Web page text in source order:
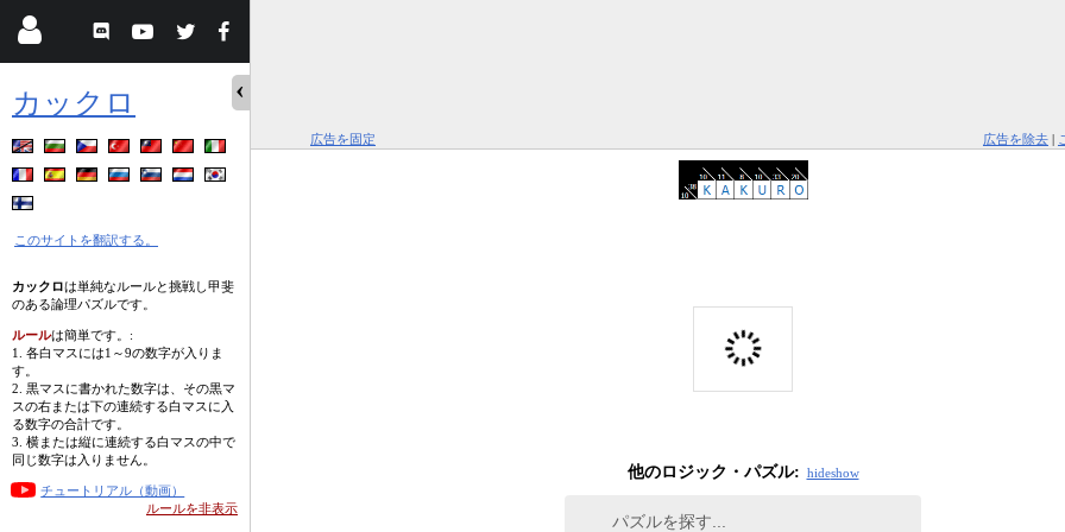
カックロ
このサイトを翻訳する。
カックロは単純なルールと挑戦し甲斐
のある論理パズルです。
ルールは簡単です。:
1. 各白マスには1～9の数字が入りま
す。
2. 黒マスに書かれた数字は、その黒マ
スの右または下の連続する白マスに入
る数字の合計です。
3. 横または縦に連続する白マスの中で
同じ数字は入りません。
チュートリアル（動画）
ルールを非表示
広告を固定 広告を除去 |
他のロジック・パズル: hideshow